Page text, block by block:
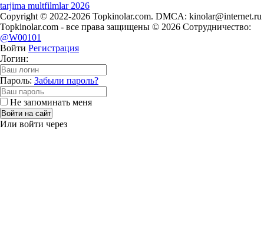
tarjima multfilmlar 2026
Copyright © 2022-2026 Topkinolar.com. DMCA: kinolar@internet.ru
Topkinolar.com - все права защищены © 2026 Сотрудничество:
@W00101
Войти Регистрация
Логин:
Пароль: Забыли пароль?
Не запоминать меня
Войти на сайт
Или войти через